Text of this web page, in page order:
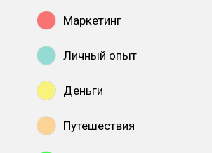
Маркетинг
Личный опыт
Деньги
Путешествия